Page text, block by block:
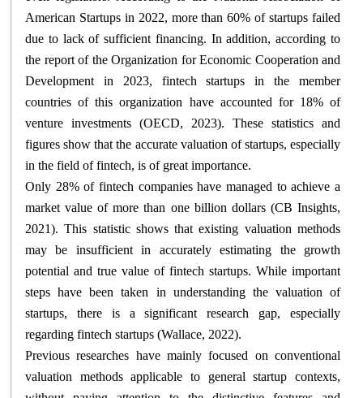
American Startups in 2022, more than 60% of startups failed
due to lack of sufficient financing. In addition, according to
the report of the Organization for Economic Cooperation and
Development in 2023, fintech startups in the member
countries of this organization have accounted for 18% of
venture investments (OECD, 2023). These statistics and
figures show that the accurate valuation of startups, especially
in the field of fintech, is of great importance.
Only 28% of fintech companies have managed to achieve a
market value of more than one billion dollars (CB Insights,
2021). This statistic shows that existing valuation methods
may be insufficient in accurately estimating the growth
potential and true value of fintech startups. While important
steps have been taken in understanding the valuation of
startups, there is a significant research gap, especially
regarding fintech startups (Wallace, 2022).
Previous researches have mainly focused on conventional
valuation methods applicable to general startup contexts,